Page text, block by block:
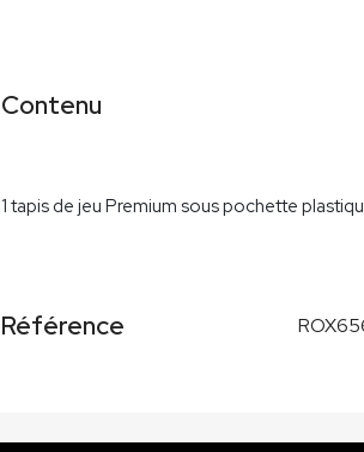
Contenu
1 tapis de jeu Premium sous pochette
Référence